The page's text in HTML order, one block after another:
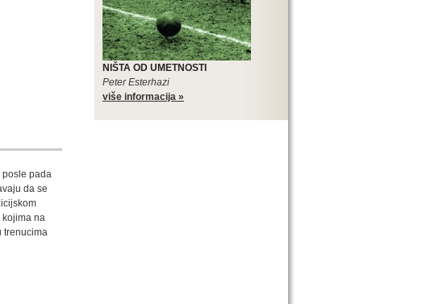
posle pada
da se
kojima na
trenucima
NIŠTA OD UMETNOSTI
Peter Esterhazi
više informacija »